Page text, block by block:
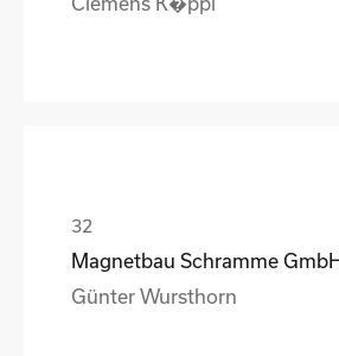
Magnetbau Schramme
Günter Wursthorn